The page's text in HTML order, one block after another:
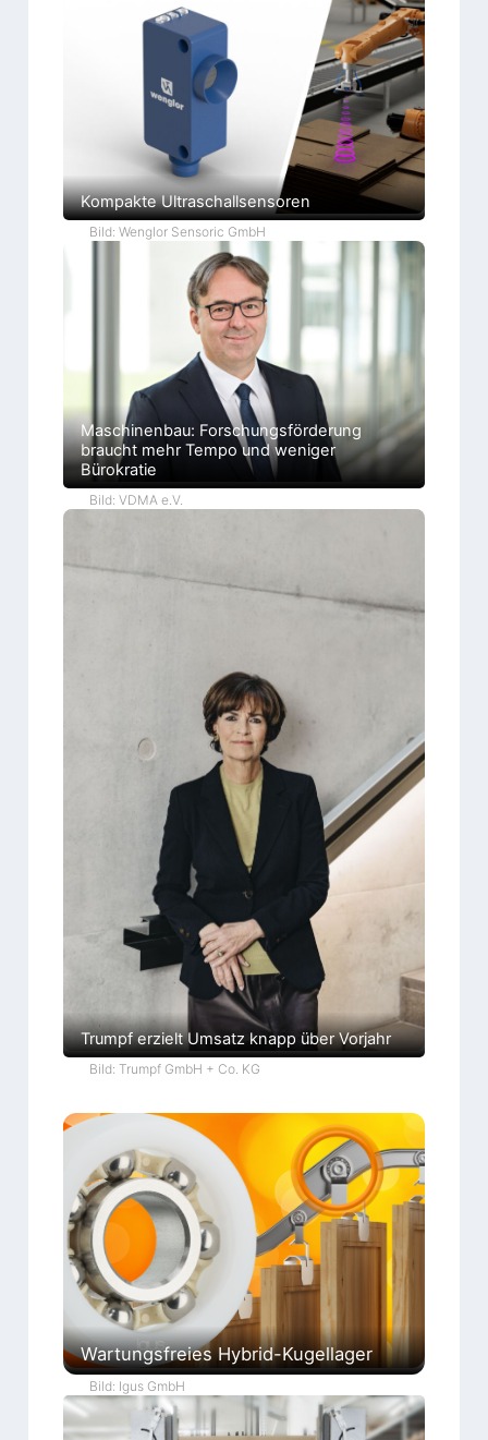
Kompakte Ultraschallsensoren
Bild: Wenglor Sensoric GmbH
Maschinenbau: Forschungsförderung
braucht mehr Tempo und weniger
Bürokratie
Bild: VDMA e.V.
Trumpf erzielt Umsatz knapp über Vorjahr
Bild: Trumpf GmbH + Co. KG
Wartungsfreies Hybrid-Kugellager
Bild: Igus GmbH